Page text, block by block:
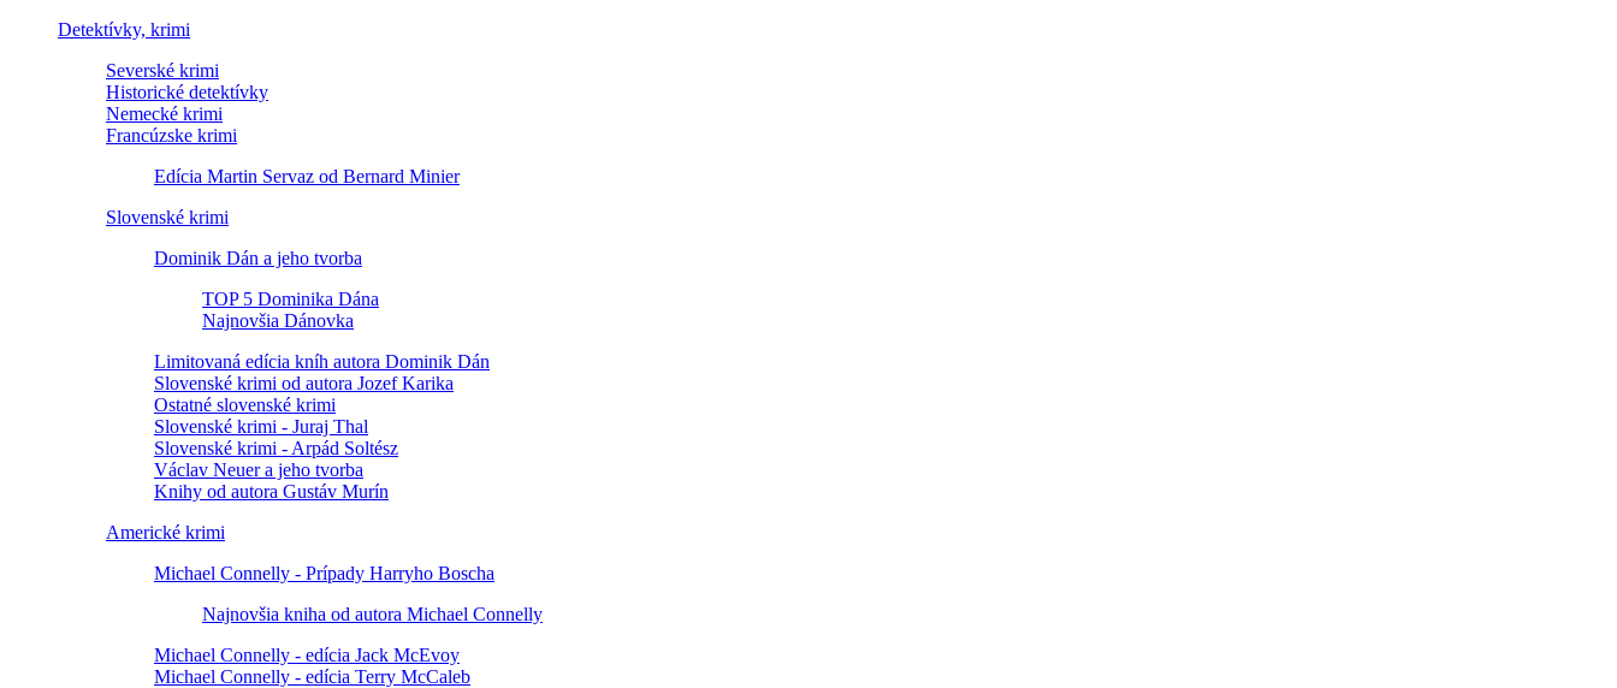
Detektívky, krimi
Severské krimi
Historické detektívky
Nemecké krimi
Francúzske krimi
Edícia Martin Servaz od Bernard Minier
Slovenské krimi
Dominik Dán a jeho tvorba
TOP 5 Dominika Dána
Najnovšia Dánovka
Limitovaná edícia kníh autora Dominik Dán
Slovenské krimi od autora Jozef Karika
Ostatné slovenské krimi
Slovenské krimi - Juraj Thal
Slovenské krimi - Arpád Soltész
Václav Neuer a jeho tvorba
Knihy od autora Gustáv Murín
Americké krimi
Michael Connelly - Prípady Harryho Boscha
Najnovšia kniha od autora Michael Connelly
Michael Connelly - edícia Jack McEvoy
Michael Connelly - edícia Terry McCaleb